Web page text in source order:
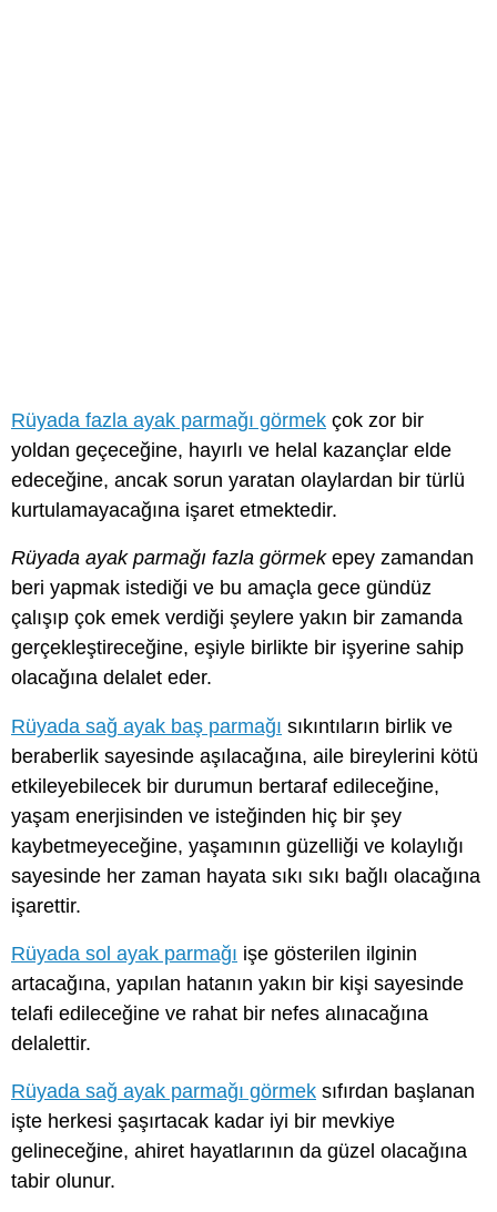
Rüyada fazla ayak parmağı görmek çok zor bir
yoldan geçeceğine, hayırlı ve helal kazançlar elde
edeceğine, ancak sorun yaratan olaylardan bir türlü
kurtulamayacağına işaret etmektedir.
Rüyada ayak parmağı fazla görmekepey zamandan
beri yapmak istediği ve bu amaçla gece gündüz
çalışıp çok emek verdiği şeylere yakın bir zamanda
gerçekleştireceğine, eşiyle birlikte bir işyerine sahip
olacağına delalet eder.
Rüyada sağ ayak baş parmağı sıkıntıların birlik ve
beraberlik sayesinde aşılacağına, aile bireylerini kötü
etkileyebilecek bir durumun bertaraf edileceğine,
yaşam enerjisinden ve isteğinden hiç bir şey
kaybetmeyeceğine, yaşamının güzelliği ve kolaylığı
sayesinde her zaman hayata sıkı sıkı bağlı olacağına
işarettir.
Rüyada sol ayak parmağı işe gösterilen ilginin
artacağına, yapılan hatanın yakın bir kişi sayesinde
telafi edileceğine ve rahat bir nefes alınacağına
delalettir.
Rüyada sağ ayak parmağı görmek sıfırdan başlanan
işte herkesi şaşırtacak kadar iyi bir mevkiye
gelineceğine, ahiret hayatlarının da güzel olacağına
tabir olunur.